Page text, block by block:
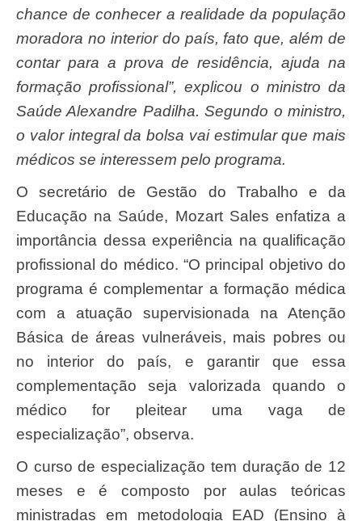
chance de conhecer a realidade da população
moradora no interior do país, fato que, além de
contar para a prova de residência, ajuda na
formação profissional”, explicou o ministro da
Saúde Alexandre Padilha. Segundo o ministro,
o valor integral da bolsa vai estimular que mais
médicos se interessem pelo programa.
O secretário de Gestão do Trabalho e da
Educação na Saúde, Mozart Sales enfatiza a
importância dessa experiência na qualificação
profissional do médico. “O principal objetivo do
programa é complementar a formação médica
com a atuação supervisionada na Atenção
Básica de áreas vulneráveis, mais pobres ou
no interior do país, e garantir que essa
complementação seja valorizada quando o
médico for pleitear uma vaga de
especialização”, observa.
O curso de especialização tem duração de 12
meses e é composto por aulas teóricas
ministradas em metodologia EAD (Ensino à